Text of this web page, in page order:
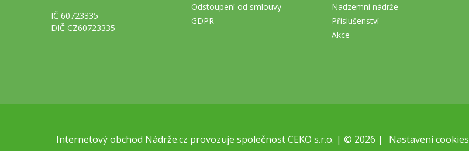
IČ 60723335
DIČ CZ60723335
Odstoupení od smlouvy
GDPR
Nadzemní nádrže
Příslušenství
Akce
Internetový obchod Nádrže.cz provozuje společnost CEKO s.r.o. | © 2026 | Nastavení cookies